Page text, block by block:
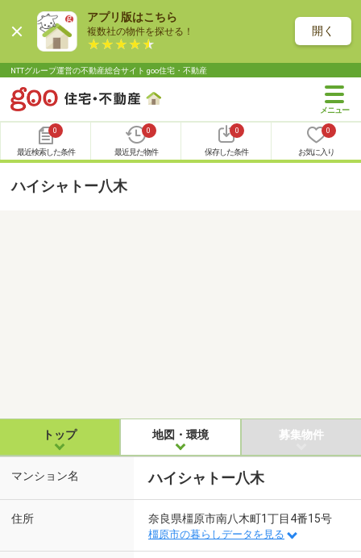
アプリ版はこちら
複数社の物件を探せる！ 開く
NTTグループ運営の不動産総合サイト goo住宅・不動産
0
最近検索した条件
0
最近見た物件
0
保存した条件
0
お気に入り
ハイシャトー八木
トップ 地図・環境 募集物件
マンション名 ハイシャトー八木
住所 奈良県橿原市南八木町1丁目4番15号
橿原市の暮らしデータを見る